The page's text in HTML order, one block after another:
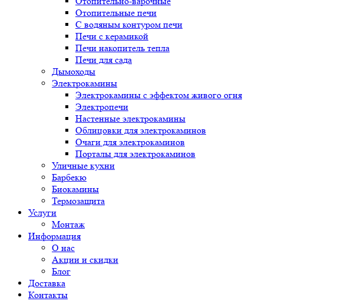
Отопительные печи
С водяным контуром печи
Печи с керамикой
Печи накопитель тепла
Печи для сада
Дымоходы
Электрокамины
Электрокамины с эффектом живого огня
Электропечи
Настенные электрокамины
Облицовки для электрокаминов
Очаги для электрокаминов
Порталы для электрокаминов
Уличные кухни
Барбекю
Биокамины
Термозащита
Услуги
Монтаж
Информация
О нас
Акции и скидки
Блог
Доставка
Контакты